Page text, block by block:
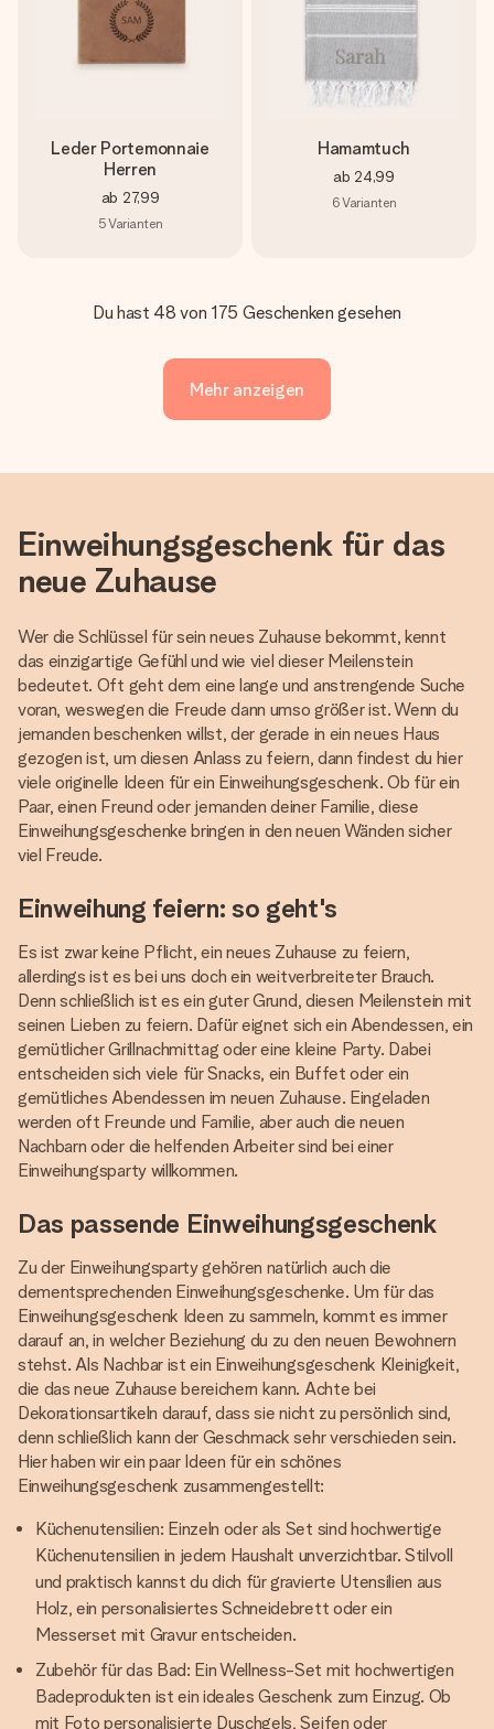
Leder Portemonnaie
Herren
ab 27,99
5Varianten
Hamamtuch
ab 24,99
6Varianten
Du hast 48 von 175 Geschenken gesehen
Mehr anzeigen
Einweihungsgeschenk für das
neue Zuhause
Wer die Schlüssel für sein neues Zuhause bekommt, kennt
das einzigartige Gefühl und wie viel dieser Meilenstein
bedeutet. Oft geht dem eine lange und anstrengende Suche
voran, weswegen die Freude dann umso größer ist. Wenn du
jemanden beschenken willst, der gerade in ein neues Haus
gezogen ist, um diesen Anlass zu feiern, dann findest du hier
viele originelle Ideen für ein Einweihungsgeschenk. Ob für ein
Paar, einen Freund oder jemanden deiner Familie, diese
Einweihungsgeschenke bringen in den neuen Wänden sicher
viel Freude.
Einweihung feiern: so geht's
Es ist zwar keine Pflicht, ein neues Zuhause zu feiern,
allerdings ist es bei uns doch ein weitverbreiteter Brauch.
Denn schließlich ist es ein guter Grund, diesen Meilenstein mit
seinen Lieben zu feiern. Dafür eignet sich ein Abendessen, ein
gemütlicher Grillnachmittag oder eine kleine Party. Dabei
entscheiden sich viele für Snacks, ein Buffet oder ein
gemütliches Abendessen im neuen Zuhause. Eingeladen
werden oft Freunde und Familie, aber auch die neuen
Nachbarn oder die helfenden Arbeiter sind bei einer
Einweihungsparty willkommen.
Das passende Einweihungsgeschenk
Zu der Einweihungsparty gehören natürlich auch die
dementsprechenden Einweihungsgeschenke. Um für das
Einweihungsgeschenk Ideen zu sammeln, kommt es immer
darauf an, in welcher Beziehung du zu den neuen Bewohnern
stehst. Als Nachbar ist ein Einweihungsgeschenk Kleinigkeit,
die das neue Zuhause bereichern kann. Achte bei
Dekorationsartikeln darauf, dass sie nicht zu persönlich sind,
denn schließlich kann der Geschmack sehr verschieden sein.
Hier haben wir ein paar Ideen für ein schönes
Einweihungsgeschenk zusammengestellt:
Küchenutensilien: Einzeln oder als Set sind hochwertige
Küchenutensilien in jedem Haushalt unverzichtbar. Stilvoll
und praktisch kannst du dich für gravierte Utensilien aus
Holz, ein personalisiertes Schneidebrett oder ein
Messerset mit Gravur entscheiden.
Zubehör für das Bad: Ein Wellness-Set mit hochwertigen
Badeprodukten ist ein ideales Geschenk zum Einzug. Ob
mit Foto personalisierte Duschgels, Seifen oder